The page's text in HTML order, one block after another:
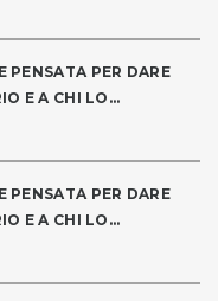
PENSATA PER DARE
E A CHI LO...
PENSATA PER DARE
E A CHI LO...